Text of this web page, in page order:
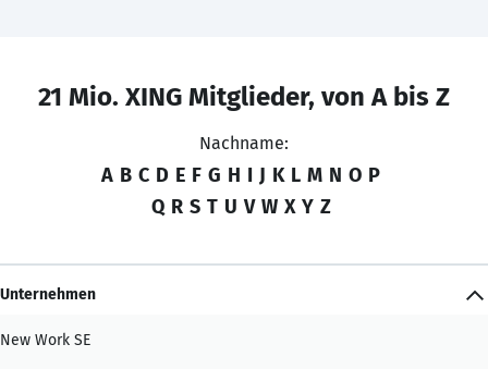
21 Mio. XING Mitglieder, von A bis Z
Nachname:
A B C D E F G H I J K L M N O P
Q R S T U V W X Y Z
Unternehmen
New Work SE